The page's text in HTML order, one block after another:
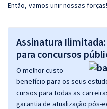
Então, vamos unir nossas
Assinatura
para concursos
O melhor custo
benefício para os seus
cursos para todas as
garantia de atualização pós-